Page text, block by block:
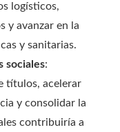
logísticos,
y avanzar en la
y sanitarias.
sociales:
títulos, acelerar
y consolidar la
contribuiría a